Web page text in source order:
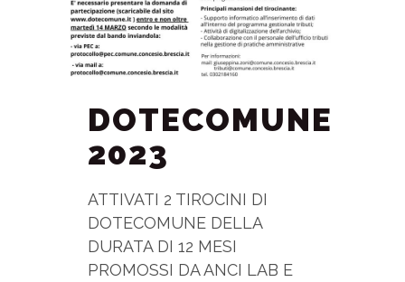
DOTECOMUNE
2023
ATTIVATI 2 TIROCINI DI
DOTECOMUNE DELLA
DURATA DI 12 MESI
PROMOSSI DA ANCI LAB E